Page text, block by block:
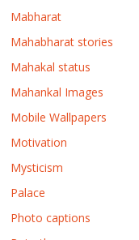
Mabharat
Mahabharat stories
Mahakal status
Mahankal Images
Mobile Wallpapers
Motivation
Mysticism
Palace
Photo captions